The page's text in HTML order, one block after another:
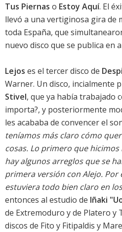
Tus Piernas o Estoy Aquí. El
llevó a una vertiginosa gira de
toda España, que
nuevo disco que se publica en
Lejos es el tercer disco de
Warner. Un disco, incialmente
Stivel, que ya había trabajado
importa?, y posteriormente
les acababa de convencer el
teníamos más claro cómo
cosas. Lo primero que
hay algunos arreglos que se
primera versión con Alejo.
estuviera todo bien claro en
entonces al estudio de Iñaki
de Extremoduro y de Platero y
discos de Fito y Fitipaldis y